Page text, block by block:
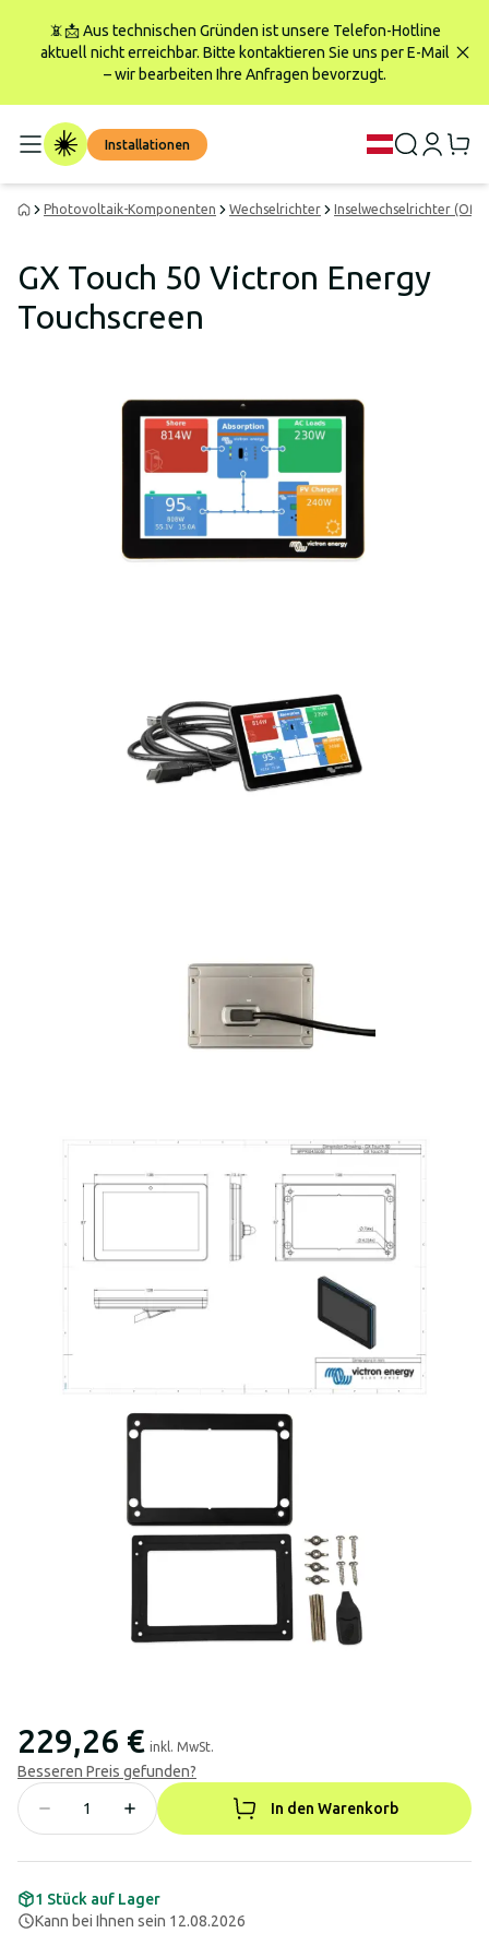
📵📩 Aus technischen Gründen ist unsere Telefon-Hotline
aktuell nicht erreichbar. Bitte kontaktieren Sie uns per E-Mail
– wir bearbeiten Ihre Anfragen bevorzugt.
Installationen
Photovoltaik-Komponenten Wechselrichter Inselwechselrichter (Off-
GX Touch 50 Victron Energy
Touchscreen
229,26 € inkl. MwSt.
Besseren Preis gefunden?
In den Warenkorb
1 Stück auf Lager
Kann bei Ihnen sein 12.08.2026